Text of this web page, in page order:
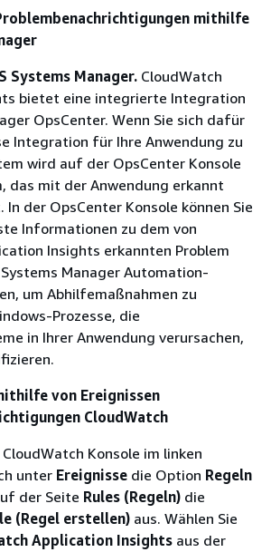
mithilfe
Systems Manager. CloudWatch
bietet eine integrierte Integration
OpsCenter. Wenn Sie sich dafür
Integration für Ihre Anwendung zu
wird auf der OpsCenter Konsole
das mit der Anwendung erkannt
der OpsCenter Konsole können Sie
Informationen zu dem von
Insights erkannten Problem
Manager Automation-
um Abhilfemaßnahmen zu
Prozesse, die
in Ihrer Anwendung verursachen,
von Ereignissen
CloudWatch
Konsole im linken
unter Ereignisse die Option Regeln
der Seite Rules (Regeln) die
(Regel erstellen) aus. Wählen Sie
Application Insights aus der